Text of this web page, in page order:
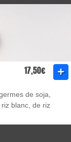
17,50€
de soja,
blanc, de riz